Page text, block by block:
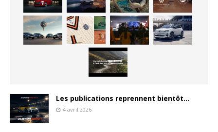
Les publications reprennent bientôt…
4 avril 2026